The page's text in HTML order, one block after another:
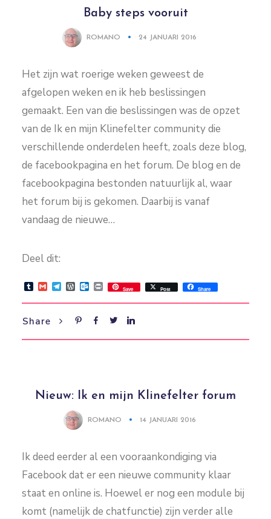
Baby steps vooruit
ROMANO 24 JANUARI 2016
Het zijn wat roerige weken geweest de
afgelopen weken en ik heb beslissingen
gemaakt. Een van die beslissingen was de opzet
van de Ik en mijn Klinefelter community die
verschillende onderdelen heeft, zoals deze blog,
de facebookpagina en het forum. De blog en de
facebookpagina bestonden natuurlijk al, waar
het forum bij is gekomen. Daarbij is vanaf
vandaag de nieuwe…
Deel dit:
Tumblr
GmailTelegram
WordPress
Outlook.com
PrintSave Post Share
Share
Nieuw: Ik en mijn Klinefelter forum
ROMANO 14 JANUARI 2016
Ik deed eerder al een vooraankondiging via
Facebook dat er een nieuwe community klaar
staat en online is. Hoewel er nog een module bij
komt (namelijk de chatfunctie) zijn verder alle